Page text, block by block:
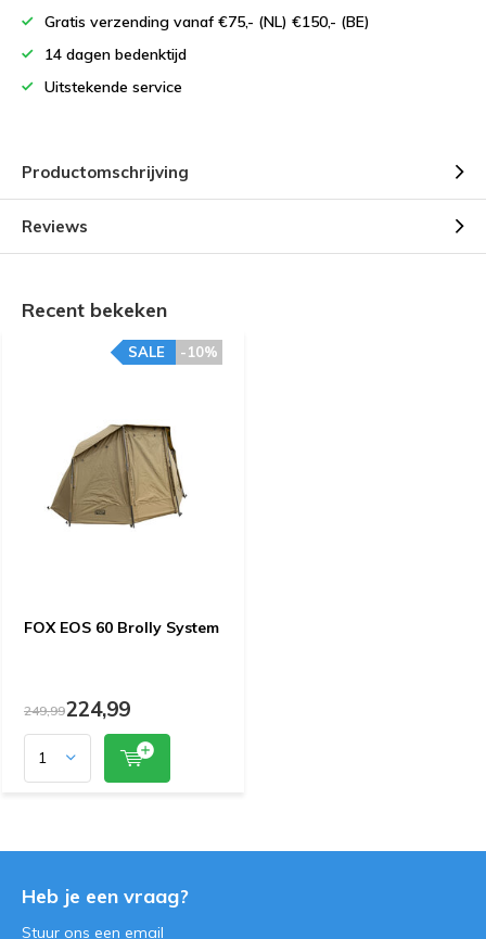
Gratis verzending vanaf €75,- (NL) €150,- (BE)
14 dagen bedenktijd
Uitstekende service
Productomschrijving
Reviews
Recent bekeken
FOX EOS 60 Brolly System
-10%
SALE
249,99224,99
Heb je een vraag?
Stuur ons een email